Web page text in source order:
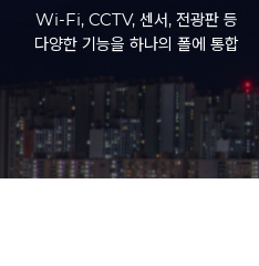
Wi-Fi, CCTV, 센서, 전광판 등
다양한 기능을 하나의 폴에 통합